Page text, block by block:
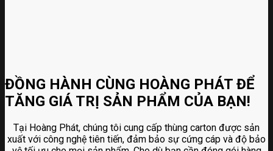
ĐỒNG HÀNH CÙNG HOÀNG PHÁT ĐỂ
TĂNG GIÁ TRỊ SẢN PHẨM CỦA BẠN!
Tại Hoàng Phát, chúng tôi cung cấp thùng carton được sản
xuất với công nghệ tiên tiến, đảm bảo sự cứng cáp và độ bảo